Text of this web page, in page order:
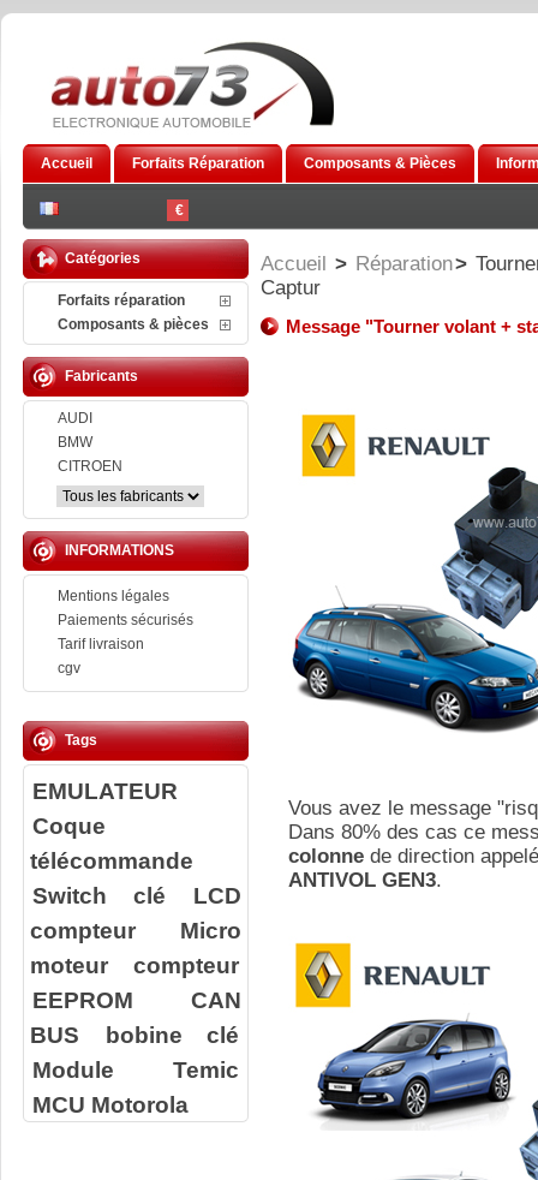
€
Accueil Forfaits Réparation Composants & Pièces
Catégories
Forfaits réparation
Composants & pièces
Fabricants
AUDI
BMW
CITROEN
INFORMATIONS
Mentions légales
Paiements sécurisés
Tarif livraison
cgv
Tags
EMULATEUR
Coque
télécommande
Switch clé
LCD
compteur
Micro
moteur compteur
EEPROM
CAN
BUS
bobine clé
Module Temic
MCU Motorola
Accueil > Réparation>
Captur
Message "Tourner volant +
Vous avez le message
Dans 80% des cas ce
colonne de direction
ANTIVOL GEN3.